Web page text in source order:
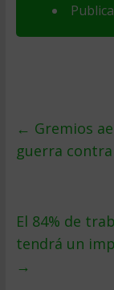
← Gremios
guerra
El 84% de
tendrá un
→